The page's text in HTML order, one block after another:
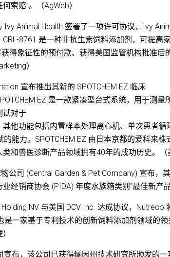
索赔”。（AgWeb）
Ivy Animal Health 签署了一项许可协议，Ivy
CRL-8761 是一种非抗生素饲料添加剂，可提高
得象征性的预付款、获得美国监管机构批准
）
宣布推出其新的 SPOTCHEM EZ 临床
EZ 是一款紧凑型台式系统，用于测
试对于
其他功能包括内置样本处理离心机、单次患者
能力。SPOTCHEM EZ 由日本京都的爱科来株
和兽医诊断产品领域拥有40年的成功历史。（
公司 (Central Garden & Pet Company) 宣布，
经销商协会 (PIDA) 年度水族箱类别“最佳新产
NV 与美国 DCV Inc. 达成协议，
是一家基于专利技术的创新饲料添加剂领域的
宣布，该公司已获得缅因州技术研究所颁发的